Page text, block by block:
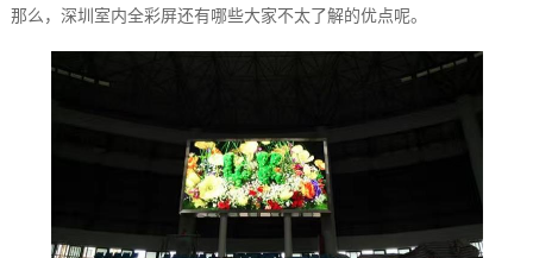
那么，深圳室内全彩屏‍还有哪些大家不太了解的优点呢。